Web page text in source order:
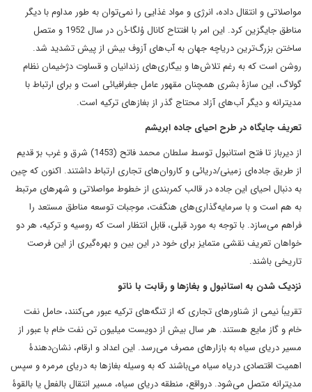
مواصلاتی و انتقال داده، انرژی و مواد غذایی را نمی‌توان به طور مداوم با دیگر
مناطق جایگزین کرد. این امر با افتتاح کانال وُلگا-دُن در سال 1952 و متصل
ساختن بزرگ‌ترین دریاچه جهان به آب‌های آزوف بیش از پیش تشدید شد.
روشن است که به رغم تلاش‌ها و بیگاری‌های زندانیان و قساوت دژخیمان نظام
گولاگ، این سازۀ بشری همچنان مقهور عامل جغرافیائی است و برای ارتباط با
مدیترانه و دیگر آب‌های آزاد محتاج گذر از بغازهای ترکیه است.
تعریف جایگاه در طرح احیای جاده ابریشم
از دیرباز تا فتح استانبول توسط سلطان محمد فاتح (1453) شرق و غرب برّ قدیم
از طریق جاده‌ای زمینی/دریائی و کاروان‌های تجاری ارتباط داشتند. اکنون که چین
به دنبال احیای این جاده در قالب کمربندی از خطوط مواصلاتی و شهرهای مرتبط
به هم است و با سرمایه‌گذاری‌های هنگفت، موجبات توسعه مناطق مستعد را
فراهم می‌سازد. با توجه به مورد قبلی، قابل انتظار است که روسیه و ترکیه، هر دو
خواهان تعریف نقشی متمایز برای خود در این بین و بهره‌گیری از این فرصت
تاریخی باشند.
نزدیک شدن به استانبول و بغازها و رقابت با ناتو
تقریباً نیمی از شناورهای تجاری که از تنگه‌های ترکیه عبور می‌کنند، حامل نفت
خام و گاز مایع هستند. هر سال بیش از دویست میلیون تن نفت خام با عبور از
مسیر دریای سیاه به بازارهای مصرف می‌رسد. این اعداد و ارقام، نشان‌دهندۀ
اهمیت اقتصادی دریاه سیاه می‌باشند که به وسیله بغازها به دریای مرمره و سپس
مدیترانه متصل می‌شود. درواقع، منطقه دریای سیاه، مسیر انتقال بالفعل یا بالقوۀ